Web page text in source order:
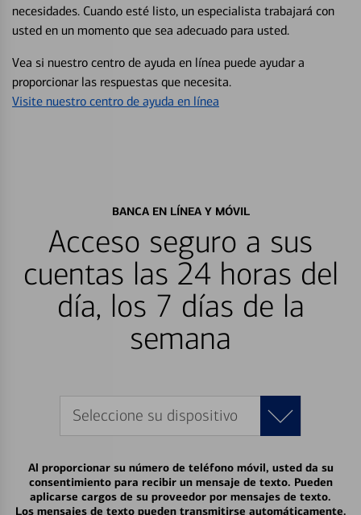
necesidades. Cuando esté listo, un especialista trabajará con
usted en un momento que sea adecuado para usted.
Vea si nuestro centro de ayuda en línea puede ayudar a
proporcionar las respuestas que necesita.
Visite nuestro centro de ayuda en línea
BANCA EN LÍNEA Y MÓVIL
Acceso seguro a sus
cuentas las 24 horas del
día, los 7 días de la
semana
Seleccione su dispositivo
Al proporcionar su número de teléfono móvil, usted da su
consentimiento para recibir un mensaje de texto. Pueden
aplicarse cargos de su proveedor por mensajes de texto.
Los mensajes de texto pueden transmitirse automáticamente.